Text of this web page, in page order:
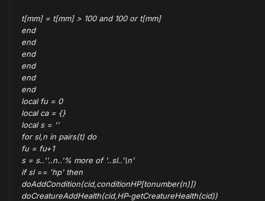
t[mm] = t[mm] > 100 and 100 or t[mm]
end
end
end
end
end
end
local fu = 0
local ca = {}
local s = ''
for sl,n in pairs(t) do
fu = fu+1
s = s..''..n..'% more of '..sl..'\n'
if sl == 'hp' then
doAddCondition(cid,conditionHP[tonumber(n)])
doCreatureAddHealth(cid,HP-getCreatureHealth(cid))